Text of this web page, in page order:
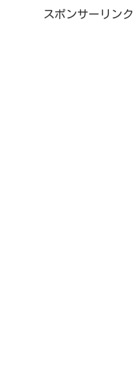
スポンサーリンク